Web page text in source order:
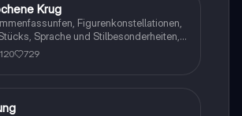
Krug
Figurenkonstellationen,
Sprache und Stilbesonderheiten,
Thematik, Interpretation
729